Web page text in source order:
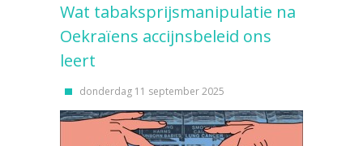
Wat tabaksprijsmanipulatie na
Oekraïens accijnsbeleid ons
leert
donderdag 11 september 2025